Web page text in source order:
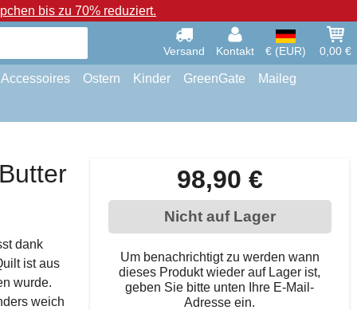
bis zu 70% reduziert.
Versand Kontakt € (EUR) 0,00 €
Accessoires Ostern Kinder GreenGate Maileg
98,90 €
Nicht auf Lager
Um benachrichtigt zu werden wann
dieses Produkt wieder auf Lager ist,
geben Sie bitte unten Ihre E-Mail-
Adresse ein.
dank
ist aus
wurde.
weich